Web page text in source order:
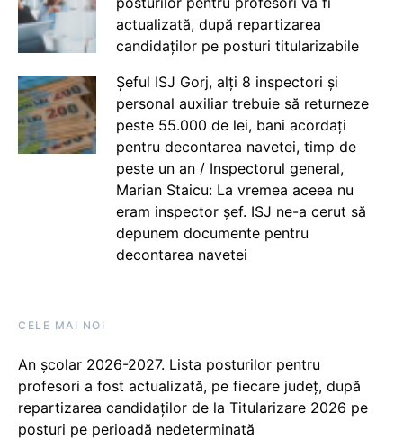
actualizată, după repartizarea
candidaților pe posturi titularizabile
Șeful ISJ Gorj, alți 8 inspectori și
personal auxiliar trebuie să returneze
peste 55.000 de lei, bani acordați
pentru decontarea navetei, timp de
peste un an / Inspectorul general,
Marian Staicu: La vremea aceea nu
eram inspector șef. ISJ ne-a cerut să
depunem documente pentru
decontarea navetei
CELE MAI NOI
An școlar 2026-2027. Lista posturilor pentru
profesori a fost actualizată, pe fiecare județ, după
repartizarea candidaților de la Titularizare 2026 pe
posturi pe perioadă nedeterminată